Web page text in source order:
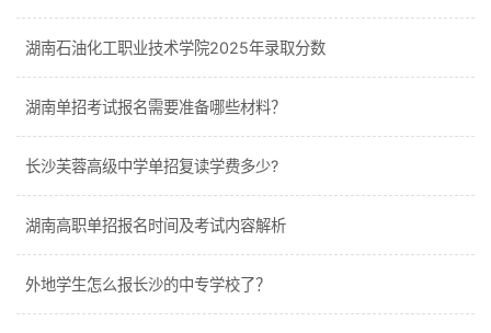
湖南石油化工职业技术学院2025年录取分数
湖南单招考试报名需要准备哪些材料？
长沙芙蓉高级中学单招复读学费多少?
湖南高职单招报名时间及考试内容解析
外地学生怎么报长沙的中专学校了？